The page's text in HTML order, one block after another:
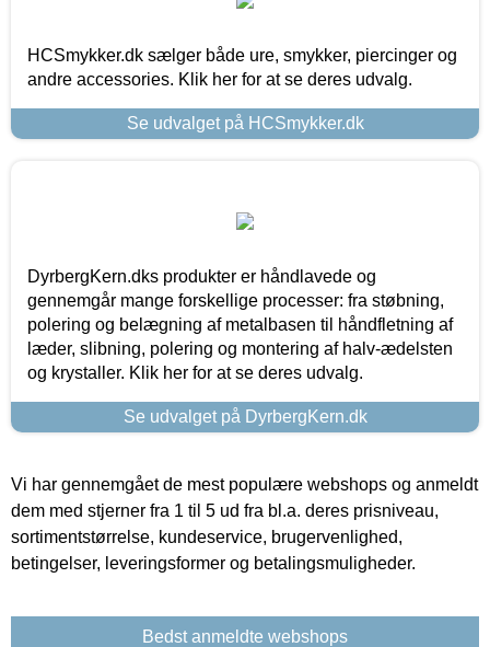
HCSmykker.dk sælger både ure, smykker, piercinger og
andre accessories. Klik her for at se deres udvalg.
Se udvalget på HCSmykker.dk
DyrbergKern.dks produkter er håndlavede og
gennemgår mange forskellige processer: fra støbning,
polering og belægning af metalbasen til håndfletning af
læder, slibning, polering og montering af halv-ædelsten
og krystaller. Klik her for at se deres udvalg.
Se udvalget på DyrbergKern.dk
Vi har gennemgået de mest populære webshops og anmeldt
dem med stjerner fra 1 til 5 ud fra bl.a. deres prisniveau,
sortimentstørrelse, kundeservice, brugervenlighed,
betingelser, leveringsformer og betalingsmuligheder.
Bedst anmeldte webshops